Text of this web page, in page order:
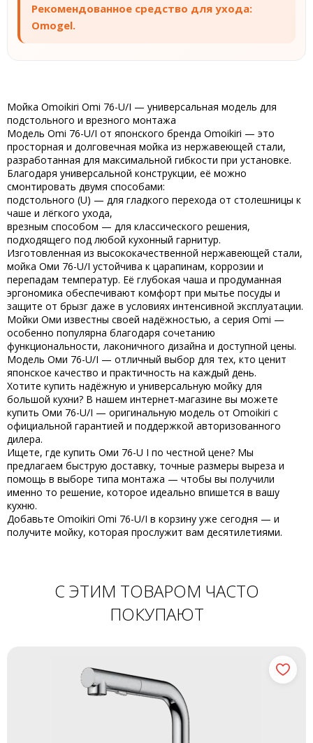
Рекомендованное средство для ухода:
Omogel.
Мойка Omoikiri Omi 76-U/I — универсальная модель для
подстольного и врезного монтажа
Модель Omi 76-U/I от японского бренда Omoikiri — это
просторная и долговечная мойка из нержавеющей стали,
разработанная для максимальной гибкости при установке.
Благодаря универсальной конструкции, её можно
смонтировать двумя способами:
подстольного (U) — для гладкого перехода от столешницы к
чаше и лёгкого ухода,
врезным способом — для классического решения,
подходящего под любой кухонный гарнитур.
Изготовленная из высококачественной нержавеющей стали,
мойка Оми 76-U/I устойчива к царапинам, коррозии и
перепадам температур. Её глубокая чаша и продуманная
эргономика обеспечивают комфорт при мытье посуды и
защите от брызг даже в условиях интенсивной эксплуатации.
Мойки Оми известны своей надёжностью, а серия Omi —
особенно популярна благодаря сочетанию
функциональности, лаконичного дизайна и доступной цены.
Модель Оми 76-U/I — отличный выбор для тех, кто ценит
японское качество и практичность на каждый день.
Хотите купить надёжную и универсальную мойку для
большой кухни? В нашем интернет-магазине вы можете
купить Оми 76-U/I — оригинальную модель от Omoikiri с
официальной гарантией и поддержкой авторизованного
дилера.
Ищете, где купить Оми 76-U I по честной цене? Мы
предлагаем быструю доставку, точные размеры выреза и
помощь в выборе типа монтажа — чтобы вы получили
именно то решение, которое идеально впишется в вашу
кухню.
Добавьте Omoikiri Omi 76-U/I в корзину уже сегодня — и
получите мойку, которая прослужит вам десятилетиями.
С ЭТИМ ТОВАРОМ ЧАСТО
ПОКУПАЮТ